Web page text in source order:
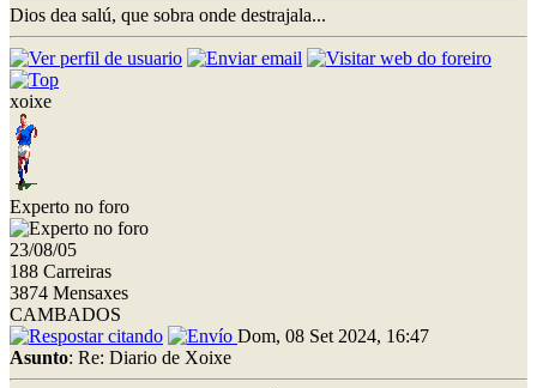
Dios dea salú, que sobra onde destrajala...
xoixe
Experto no foro
23/08/05
188 Carreiras
3874 Mensaxes
CAMBADOS
Dom, 08 Set 2024, 16:47
Asunto: Re: Diario de Xoixe